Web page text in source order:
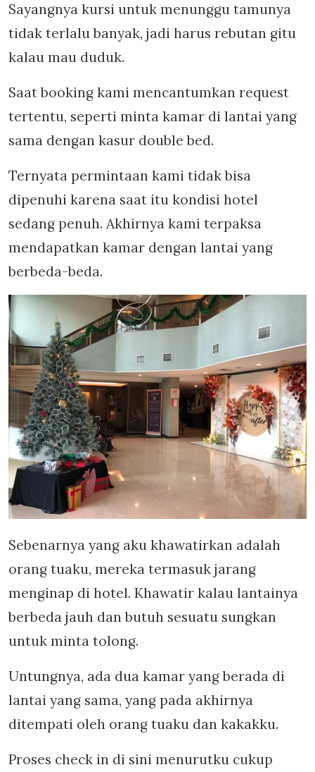
Sayangnya kursi untuk menunggu tamunya
tidak terlalu banyak, jadi harus rebutan gitu
kalau mau duduk.
Saat booking kami mencantumkan request
tertentu, seperti minta kamar di lantai yang
sama dengan kasur double bed.
Ternyata permintaan kami tidak bisa
dipenuhi karena saat itu kondisi hotel
sedang penuh. Akhirnya kami terpaksa
mendapatkan kamar dengan lantai yang
berbeda-beda.
Sebenarnya yang aku khawatirkan adalah
orang tuaku, mereka termasuk jarang
menginap di hotel. Khawatir kalau lantainya
berbeda jauh dan butuh sesuatu sungkan
untuk minta tolong.
Untungnya, ada dua kamar yang berada di
lantai yang sama, yang pada akhirnya
ditempati oleh orang tuaku dan kakakku.
Proses check in di sini menurutku cukup